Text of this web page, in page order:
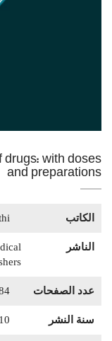
drugs: with doses
and preparations
الكاتب
الناشر
عدد الصفحات
سنة النشر